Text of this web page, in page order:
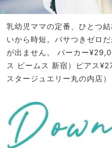
乳幼児ママの定番、ひとつ
いから時短。パサつきゼロ
が出ません。 パーカー
ス ビームス 新宿）ピアス
スタージュエリー丸の内店）